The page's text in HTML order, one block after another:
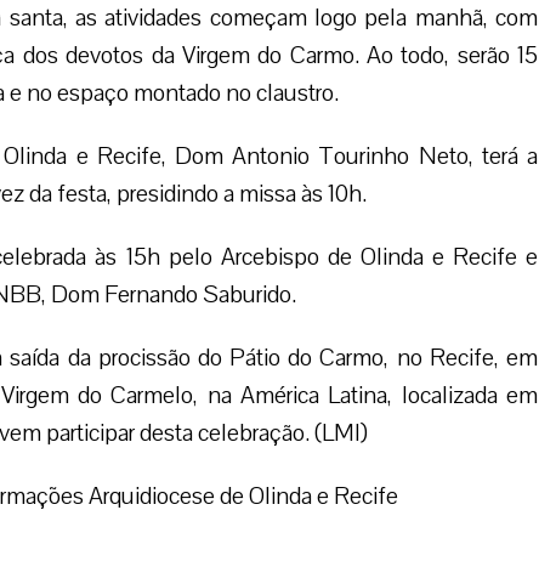
as atividades começam logo pela manhã, com
devotos da Virgem do Carmo. Ao todo, serão 15
e no espaço montado no claustro.
e Recife, Dom Antonio Tourinho Neto, terá a
da festa, presidindo a missa às 10h.
às 15h pelo Arcebispo de Olinda e Recife e
Dom Fernando Saburido.
da procissão do Pátio do Carmo, no Recife, em
do Carmelo, na América Latina, localizada em
participar desta celebração. (LMI)
Arquidiocese de Olinda e Recife